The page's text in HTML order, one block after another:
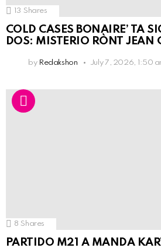
13 Shares
COLD CASES BONAIRE’ TA
DOS: MISTERIO RÒNT JEAN
by Redakshon July 7, 2026, 1:50
8 Shares
PARTIDO M21 A MANDA